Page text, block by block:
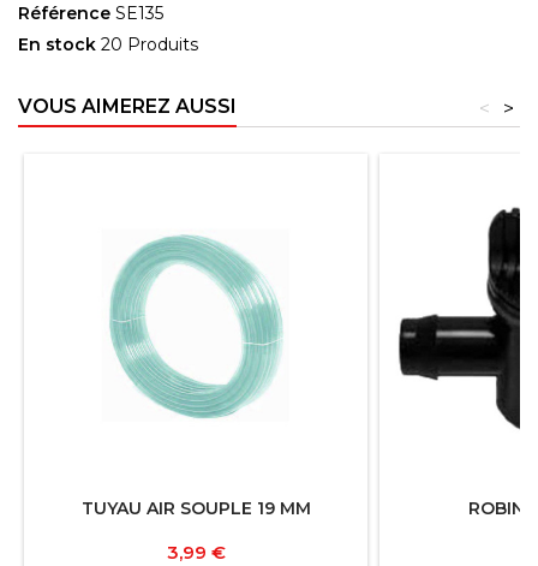
Référence SE135
En stock 20 Produits
VOUS AIMEREZ AUSSI >
<
TUYAU AIR SOUPLE 19 MM
Prix
3,99 €